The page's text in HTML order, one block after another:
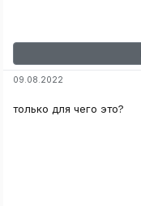
09.08.2022
только для чего это?